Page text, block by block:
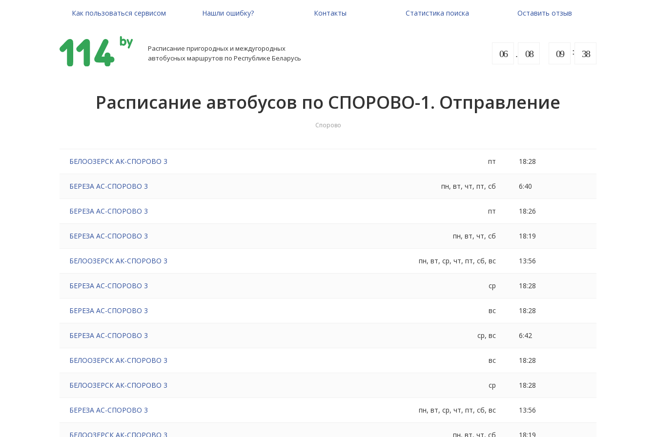
Как пользоваться сервисом Нашли ошибку? Контакты Статистика поиска Оставить отзыв
Расписание пригородных и междугородных
автобусных маршрутов по Республике Беларусь
06 08 09 38
Расписание автобусов по СПОРОВО-1. Отправление
Спорово
БЕЛООЗЕРСК АК-СПОРОВО 3 пт 18:28
БЕРЕЗА АС-СПОРОВО 3 пн, вт, чт, пт, сб 6:40
БЕРЕЗА АС-СПОРОВО 3 пт 18:26
БЕРЕЗА АС-СПОРОВО 3 пн, вт, чт, сб 18:19
БЕЛООЗЕРСК АК-СПОРОВО 3 пн, вт, ср, чт, пт, сб, вс 13:56
БЕРЕЗА АС-СПОРОВО 3 ср 18:28
БЕРЕЗА АС-СПОРОВО 3 вс 18:28
БЕРЕЗА АС-СПОРОВО 3 ср, вс 6:42
БЕЛООЗЕРСК АК-СПОРОВО 3 вс 18:28
БЕЛООЗЕРСК АК-СПОРОВО 3 ср 18:28
БЕРЕЗА АС-СПОРОВО 3 пн, вт, ср, чт, пт, сб, вс 13:56
БЕЛООЗЕРСК АК-СПОРОВО 3 пн, вт, чт, сб 18:19